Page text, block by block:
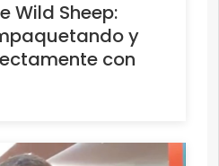
Wild Sheep:
y
con